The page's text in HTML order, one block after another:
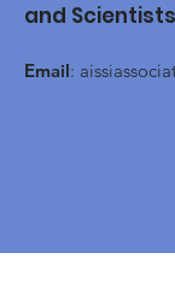
and
Email: